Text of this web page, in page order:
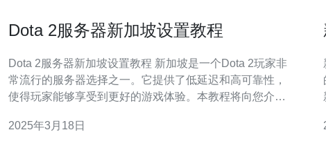
Dota 2服务器新加坡设置教程
Dota 2服务器新加坡设置教程 新加坡是一个Dota 2玩家非
常流行的服务器选择之一。它提供了低延迟和高可靠性，
使得玩家能够享受到更好的游戏体验。本教程将向您介绍
并成功启动了Dota 2游戏。在您的计算机上找到游戏快捷
2025年3月18日